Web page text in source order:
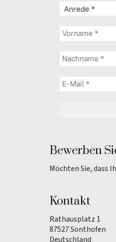
Bewerben
Möchten Sie, dass
Kontakt
Rathausplatz 1
87527 Sonthofen
Deutschland